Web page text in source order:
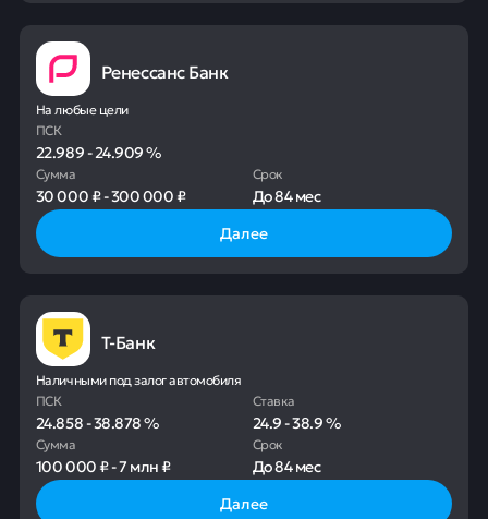
Ренессанс Банк
На любые цели
ПСК
22.989-24.909%
Сумма
30 000 ₽-300 000 ₽
Срок
До84 мес
Далее
Т-Банк
Наличными под залог автомобиля
ПСК
24.858-38.878%
Ставка
24.9-38.9%
Сумма
100 000 ₽-7 млн ₽
Срок
До84 мес
Далее